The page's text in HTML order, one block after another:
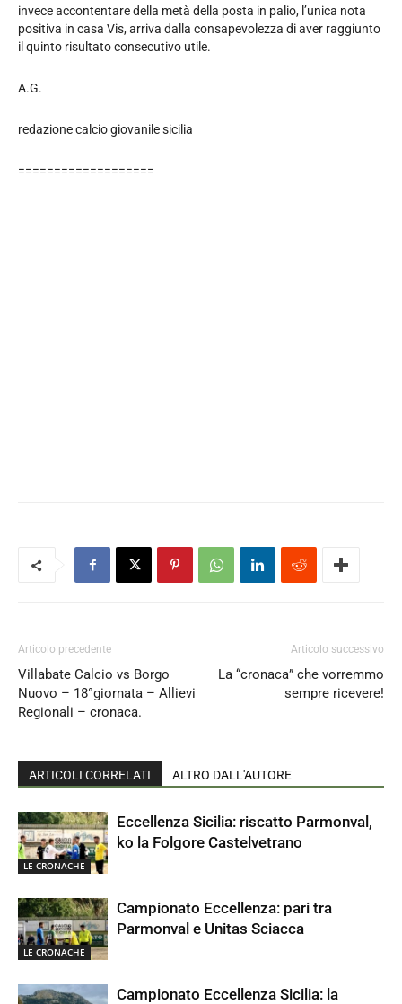
invece accontentare della metà della posta in palio, l’unica nota
positiva in casa Vis, arriva dalla consapevolezza di aver raggiunto
il quinto risultato consecutivo utile.
A.G.
redazione calcio giovanile sicilia
===================
Articolo precedente
Villabate Calcio vs Borgo
Nuovo – 18°giornata – Allievi
Regionali – cronaca.
Articolo successivo
La “cronaca” che vorremmo
sempre ricevere!
ARTICOLI CORRELATI ALTRO DALL'AUTORE
LE CRONACHE
Eccellenza Sicilia: riscatto Parmonval,
ko la Folgore Castelvetrano
LE CRONACHE
Campionato Eccellenza: pari tra
Parmonval e Unitas Sciacca
Campionato Eccellenza Sicilia: la